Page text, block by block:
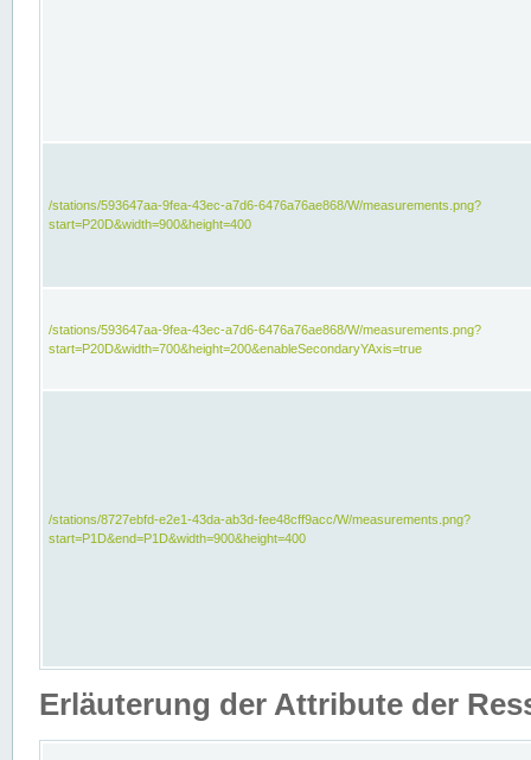
/stations/593647aa-9fea-43ec-a7d6-6476a76ae868/W/measurements.png?
start=P20D&width=900&height=400
/stations/593647aa-9fea-43ec-a7d6-6476a76ae868/W/measurements.png?
start=P20D&width=700&height=200&enableSecondaryYAxis=true
/stations/8727ebfd-e2e1-43da-ab3d-fee48cff9acc/W/measurements.png?
start=P1D&end=P1D&width=900&height=400
Erläuterung der Attribute der